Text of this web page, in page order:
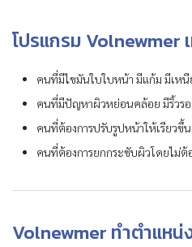
โปรแกรม Volnewmer
คนที่มีไขมันใบใบหน้า มีแก้ม มีเห
คนที่มีปัญหาผิวหย่อนคล้อย มีริ้วร
คนที่ต้องการปรับรูปหน้าให้เรียวขึ้
คนที่ต้องการยกกระชับผิวโดยไม่
Volnewmer ทำตำแหน่